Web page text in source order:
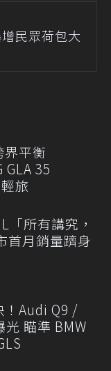
民眾荷包大
界平衡
GLA 35
旅
「所有講究，
首月銷量躋身
！Audi Q9 /
光 瞄準 BMW